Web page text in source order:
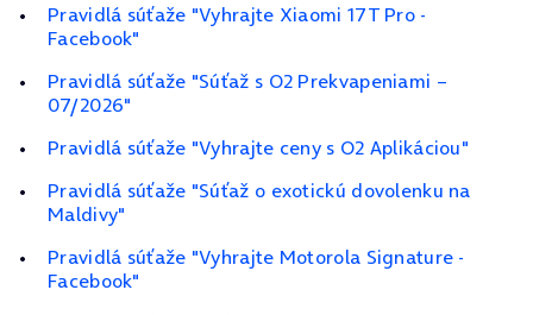
Pravidlá súťaže "Vyhrajte Xiaomi 17T Pro -
Facebook"
Pravidlá súťaže "Súťaž s O2 Prekvapeniami –
07/2026"
Pravidlá súťaže "Vyhrajte ceny s O2 Aplikáciou"
Pravidlá súťaže "Súťaž o exotickú dovolenku na
Maldivy"
Pravidlá súťaže "Vyhrajte Motorola Signature -
Facebook"